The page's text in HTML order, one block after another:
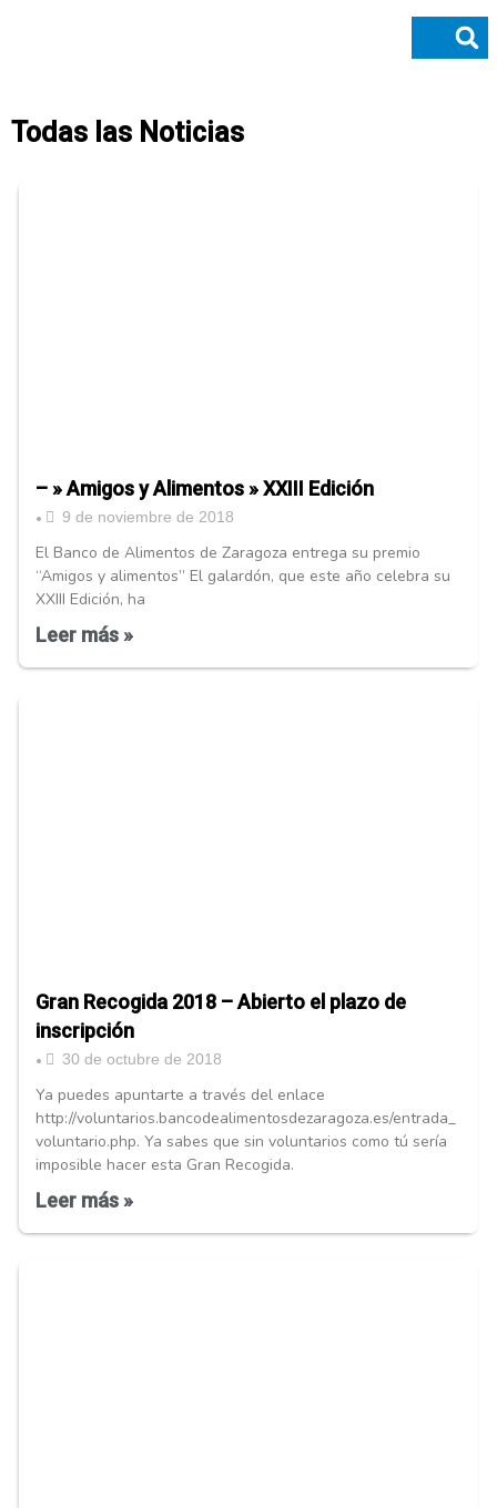
Todas las Noticias
– » Amigos y Alimentos » XXIII Edición
• 9 de noviembre de 2018
El Banco de Alimentos de Zaragoza entrega su premio
“Amigos y alimentos” El galardón, que este año celebra su
XXIII Edición, ha
Leer más »
Gran Recogida 2018 – Abierto el plazo de
inscripción
• 30 de octubre de 2018
Ya puedes apuntarte a través del enlace
http://voluntarios.bancodealimentosdezaragoza.es/entrada_
voluntario.php. Ya sabes que sin voluntarios como tú sería
imposible hacer esta Gran Recogida.
Leer más »